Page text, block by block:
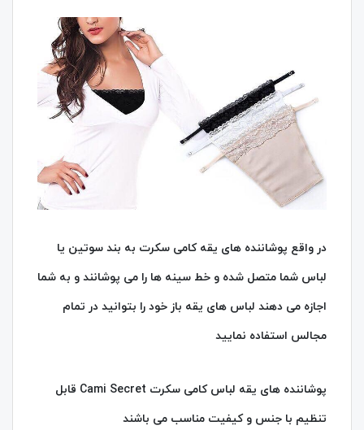
در واقع پوشاننده های یقه کامی سکرت به بند سوتین یا
لباس شما متصل شده و خط سینه ها را می پوشانند و به شما
اجازه می دهند لباس های یقه باز خود را بتوانید در تمام
مجالس استفاده نمایید
پوشاننده های یقه لباس کامی سکرت Cami Secret قابل
تنظیم با جنس و کیفیت مناسب می باشند